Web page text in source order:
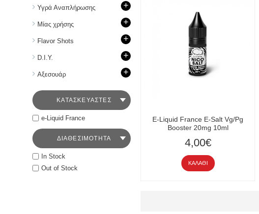
Υγρά Αναπλήρωσης +
Mίας χρήσης +
Flavor Shots +
D.I.Y. +
Aξεσουάρ +
ΚΑΤΑΣΚΕΥΑΣΤΕΣ
e-Liquid France
ΔΙΑΘΕΣΙΜΟΤΗΤΑ
In Stock
Out of Stock
E-Liquid France E-Salt Vg/Pg
Booster 20mg 10ml
4,00€
ΚΑΛΆΘΙ